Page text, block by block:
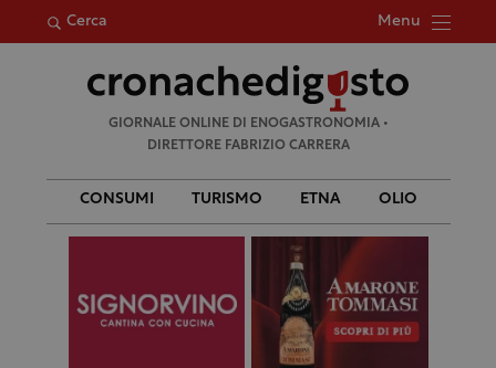
Cerca Menu
per:
GIORNALE ONLINE DI ENOGASTRONOMIA •
DIRETTORE FABRIZIO CARRERA
CONSUMI TURISMO ETNA OLIO